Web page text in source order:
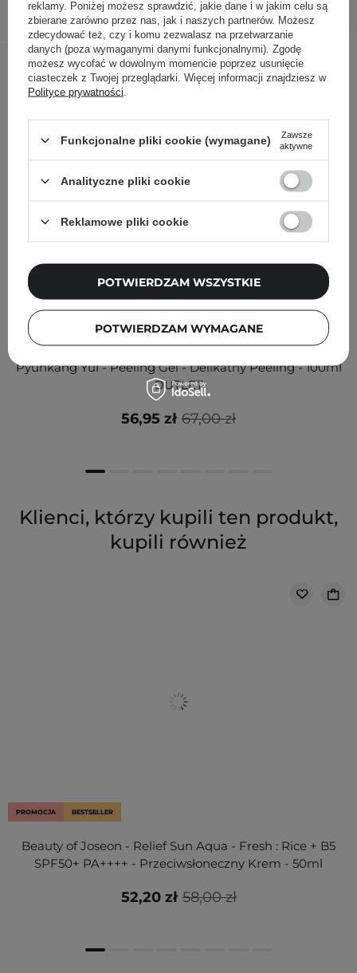
Inni klienci sprawdzali również
NOWOŚĆ PRZECENA
Pyunkang Yul - Peeling Gel - Delikatny Peeling - 100ml
OUTLET
67,00 zł
56,95 zł
Klienci, którzy kupili ten produkt,
kupili również
PROMOCJA BESTSELLER
Beauty of Joseon - Relief Sun Aqua - Fresh : Rice + B5
SPF50+ PA++++ - Przeciwsłoneczny Krem - 50ml
58,00 zł
52,20 zł
reklamy. Poniżej możesz sprawdzić, jakie dane i w jakim celu są
zbierane zarówno przez nas, jak i naszych partnerów. Możesz
zdecydować też, czy i komu zezwalasz na przetwarzanie
danych (poza wymaganymi danymi funkcjonalnymi). Zgodę
możesz wycofać w dowolnym momencie poprzez usunięcie
ciasteczek z Twojej przeglądarki. Więcej informacji znajdziesz w
Polityce prywatności
Funkcjonalne pliki cookie (wymagane)
Zawsze
aktywne
Analityczne pliki cookie
Reklamowe pliki cookie
POTWIERDZAM WYMAGANE
POTWIERDZAM WSZYSTKIE